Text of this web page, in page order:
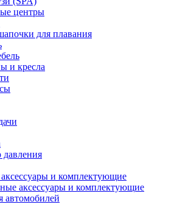
центры
для плавания
и кресла
и комплектующие
аксессуары и комплектующие
автомобилей